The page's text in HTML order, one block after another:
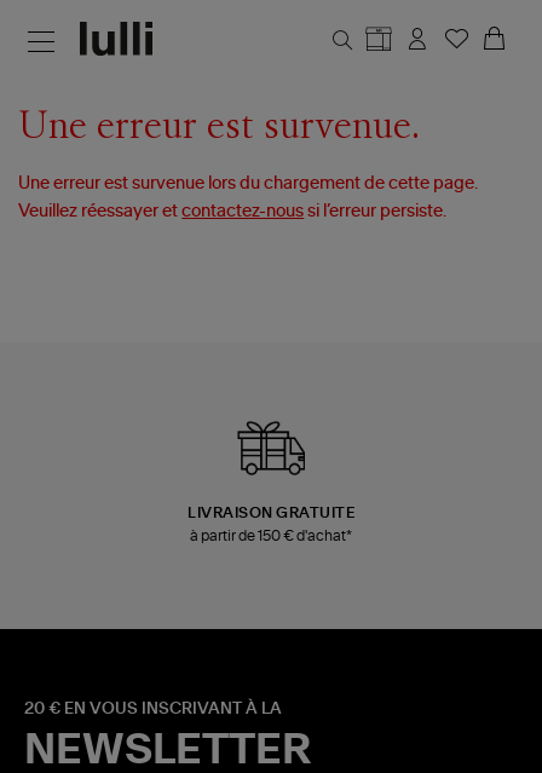
Une erreur est survenue.
Une erreur est survenue lors du chargement de cette page.
Veuillez réessayer etcontactez-nous si l’erreur persiste.
LIVRAISON GRATUITE
à partir de 150 € d'achat*
20 € EN VOUS INSCRIVANT À LA
NEWSLETTER